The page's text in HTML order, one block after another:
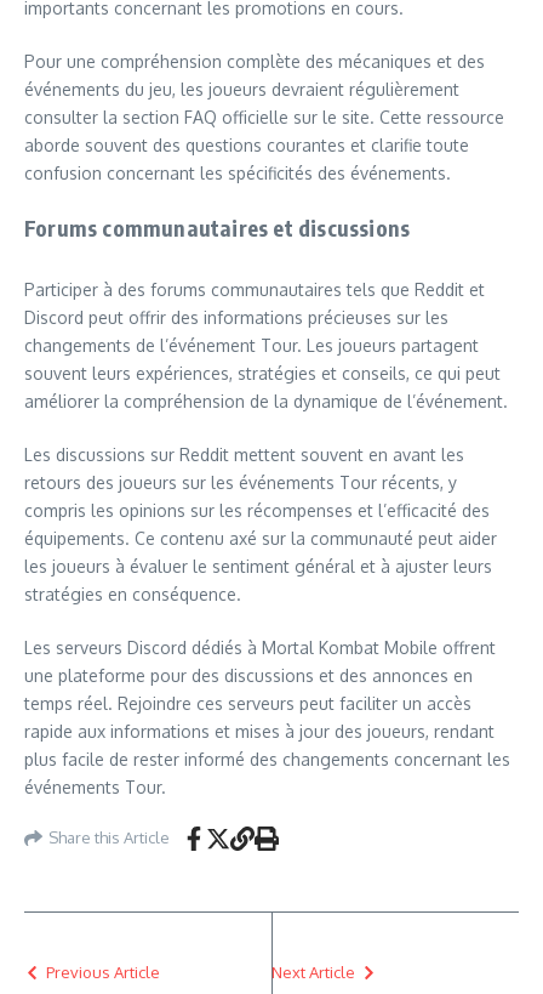
importants concernant les promotions en cours.
Pour une compréhension complète des mécaniques et des
événements du jeu, les joueurs devraient régulièrement
consulter la section FAQ officielle sur le site. Cette ressource
aborde souvent des questions courantes et clarifie toute
confusion concernant les spécificités des événements.
Forums communautaires et discussions
Participer à des forums communautaires tels que Reddit et
Discord peut offrir des informations précieuses sur les
changements de l’événement Tour. Les joueurs partagent
souvent leurs expériences, stratégies et conseils, ce qui peut
améliorer la compréhension de la dynamique de l’événement.
Les discussions sur Reddit mettent souvent en avant les
retours des joueurs sur les événements Tour récents, y
compris les opinions sur les récompenses et l’efficacité des
équipements. Ce contenu axé sur la communauté peut aider
les joueurs à évaluer le sentiment général et à ajuster leurs
stratégies en conséquence.
Les serveurs Discord dédiés à Mortal Kombat Mobile offrent
une plateforme pour des discussions et des annonces en
temps réel. Rejoindre ces serveurs peut faciliter un accès
rapide aux informations et mises à jour des joueurs, rendant
plus facile de rester informé des changements concernant les
événements Tour.
Share this Article
Previous Article Next Article